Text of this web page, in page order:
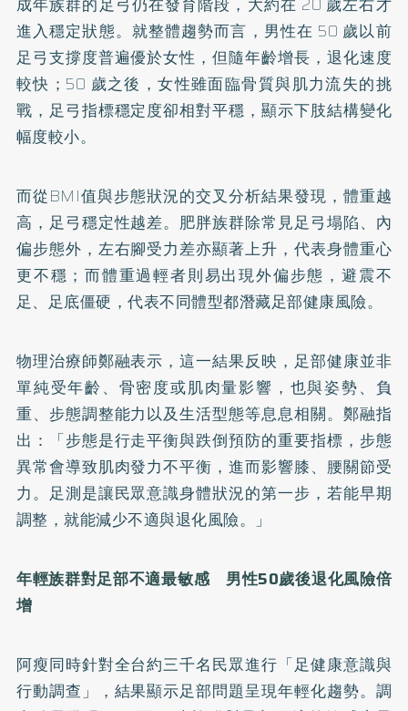
成年族群的足弓仍在發育階段，大約在 20 歲左右才
進入穩定狀態。就整體趨勢而言，男性在 50 歲以前
足弓支撐度普遍優於女性，但隨年齡增長，退化速度
較快；50 歲之後，女性雖面臨骨質與肌力流失的挑
戰，足弓指標穩定度卻相對平穩，顯示下肢結構變化
幅度較小。
而從BMI值與步態狀況的交叉分析結果發現，體重越
高，足弓穩定性越差。肥胖族群除常見足弓塌陷、內
偏步態外，左右腳受力差亦顯著上升，代表身體重心
更不穩；而體重過輕者則易出現外偏步態，避震不
足、足底僵硬，代表不同體型都潛藏足部健康風險。
物理治療師鄭融表示，這一結果反映，足部健康並非
單純受年齡、骨密度或肌肉量影響，也與姿勢、負
重、步態調整能力以及生活型態等息息相關。鄭融指
出：「步態是行走平衡與跌倒預防的重要指標，步態
異常會導致肌肉發力不平衡，進而影響膝、腰關節受
力。足測是讓民眾意識身體狀況的第一步，若能早期
調整，就能減少不適與退化風險。」
年輕族群對足部不適最敏感 男性50歲後退化風險倍
增
阿瘦同時針對全台約三千名民眾進行「足健康意識與
行動調查」，結果顯示足部問題呈現年輕化趨勢。調